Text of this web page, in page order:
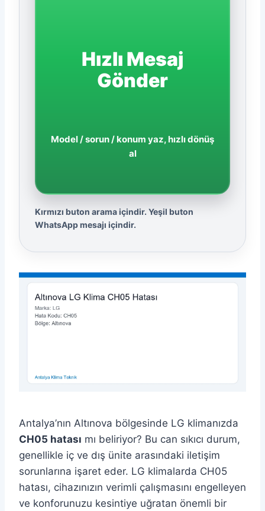
Hızlı Mesaj
Gönder
Model / sorun / konum yaz, hızlı dönüş
al
Kırmızı buton arama içindir. Yeşil buton
WhatsApp mesajı içindir.
Antalya’nın Altınova bölgesinde LG klimanızda
CH05 hatası mı beliriyor? Bu can sıkıcı durum,
genellikle iç ve dış ünite arasındaki iletişim
sorunlarına işaret eder. LG klimalarda CH05
hatası, cihazınızın verimli çalışmasını engelleyen
ve konforunuzu kesintiye uğratan önemli bir